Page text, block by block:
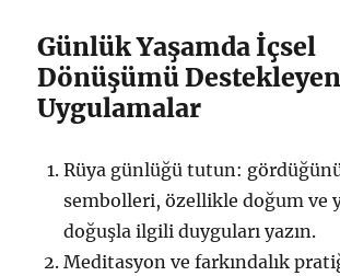
Günlük Yaşamda İçsel
Dönüşümü Destekleyen
Uygulamalar
Rüya günlüğü tutun:
sembolleri, özellikle doğum ve
doğuşla ilgili duyguları yazın.
Meditasyon ve farkındalık